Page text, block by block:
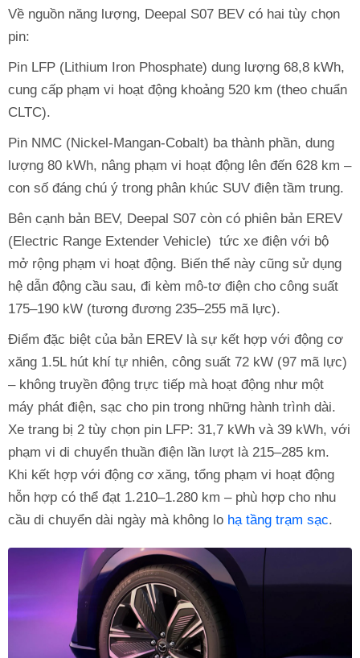
Về nguồn năng lượng, Deepal S07 BEV có hai tùy chọn
pin:
Pin LFP (Lithium Iron Phosphate) dung lượng 68,8 kWh,
cung cấp phạm vi hoạt động khoảng 520 km (theo chuẩn
CLTC).
Pin NMC (Nickel-Mangan-Cobalt) ba thành phần, dung
lượng 80 kWh, nâng phạm vi hoạt động lên đến 628 km –
con số đáng chú ý trong phân khúc SUV điện tầm trung.
Bên cạnh bản BEV, Deepal S07 còn có phiên bản EREV
(Electric Range Extender Vehicle) tức xe điện với bộ
mở rộng phạm vi hoạt động. Biến thể này cũng sử dụng
hệ dẫn động cầu sau, đi kèm mô-tơ điện cho công suất
175–190 kW (tương đương 235–255 mã lực).
Điểm đặc biệt của bản EREV là sự kết hợp với động cơ
xăng 1.5L hút khí tự nhiên, công suất 72 kW (97 mã lực)
– không truyền động trực tiếp mà hoạt động như một
máy phát điện, sạc cho pin trong những hành trình dài.
Xe trang bị 2 tùy chọn pin LFP: 31,7 kWh và 39 kWh, với
phạm vi di chuyển thuần điện lần lượt là 215–285 km.
Khi kết hợp với động cơ xăng, tổng phạm vi hoạt động
hỗn hợp có thể đạt 1.210–1.280 km – phù hợp cho nhu
cầu di chuyển dài ngày mà không lo hạ tầng trạm sạc.